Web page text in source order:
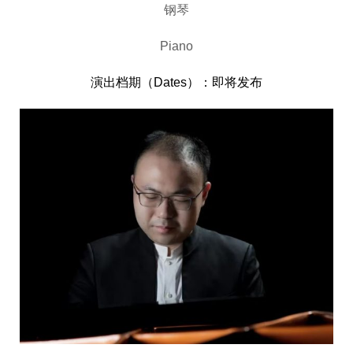
钢琴
Piano
演出档期（Dates）：即将发布